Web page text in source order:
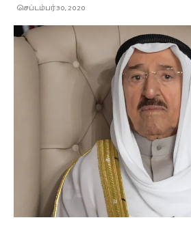
செப்டம்பர் 30, 2020